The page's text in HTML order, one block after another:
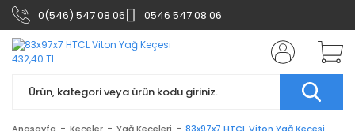
0(546) 547 08 06 0546 547 08 06